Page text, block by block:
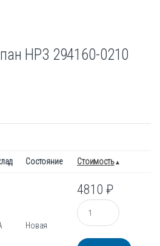
HP3 294160-0210
Состояние Стоимость
Новая
4810₽
Количество